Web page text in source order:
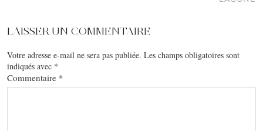
LAISSER UN COMMENTAIRE
Votre adresse e-mail ne sera pas publiée. Les champs obligatoires sont
indiqués avec *
Commentaire *